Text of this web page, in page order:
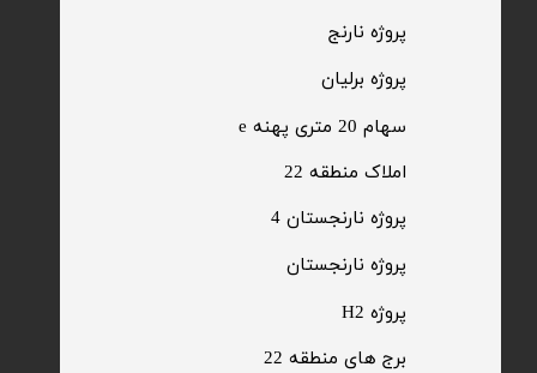
سهام 20 متری پهنه e​​​​​​​
​املاک منطقه 22
برج های منطقه 22
پروژه برلیان
پروژه H2
​پروژه نارنج
​پروژه نارنجستان
پروژه نارنجستان 4